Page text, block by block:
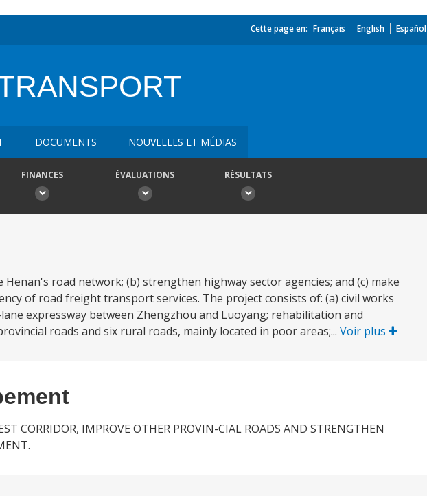
Cette page en: Français English Español
DOCUMENTS NOUVELLES ET MÉDIAS
FINANCES ÉVALUATIONS RÉSULTATS
road network; (b) strengthen highway sector agencies; and (c) make
of road freight transport services. The project consists of: (a) civil works
expressway between Zhengzhou and Luoyang; rehabilitation and
roads and six rural roads, mainly located in poor areas;... Voir plus
CORRIDOR, IMPROVE OTHER PROVIN-CIAL ROADS AND STRENGTHEN